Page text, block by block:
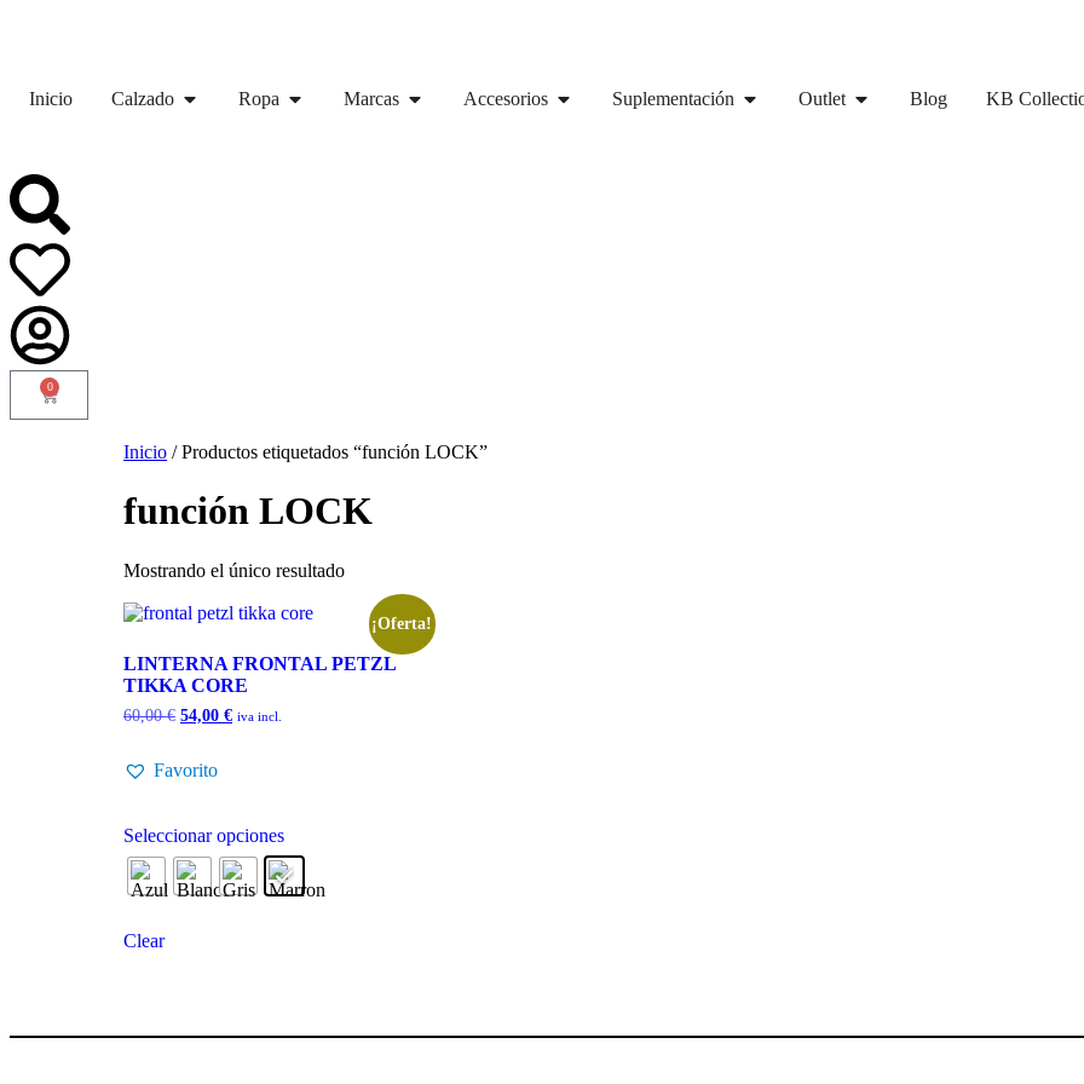
Inicio Calzado Ropa Marcas Accesorios Suplementación Outlet Blog KB
0
Inicio / Productos etiquetados “función LOCK”
función LOCK
Mostrando el único resultado
¡Oferta!
LINTERNA FRONTAL PETZL
TIKKA CORE
60,00€ 54,00 € iva incl.
Favorito
Seleccionar opciones
Clear